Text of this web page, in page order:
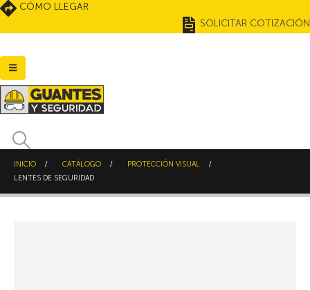
CÓMO LLEGAR
SOLICITAR COTIZACIÓN
INICIO CATÁLOGO
PROTECCIÓN VISUAL
LENTES DE SEGURIDAD